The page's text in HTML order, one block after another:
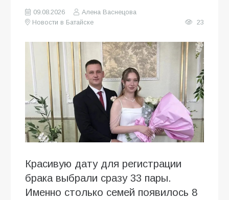
09.08.2026
Алена Васнецова
Новости в Батайске
23
Красивую дату для регистрации
брака выбрали сразу 33 пары.
Именно столько семей появилось 8